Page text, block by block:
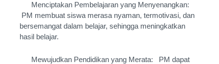
Menciptakan Pembelajaran yang Menyenangkan:
PM membuat siswa merasa nyaman, termotivasi, dan
bersemangat dalam belajar, sehingga meningkatkan
hasil belajar.
Mewujudkan Pendidikan yang Merata: PM dapat